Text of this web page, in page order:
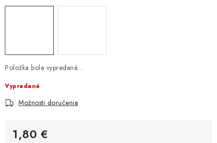
Položka bola vypredaná…
Vypredané
Možnosti doručenia
1,80 €